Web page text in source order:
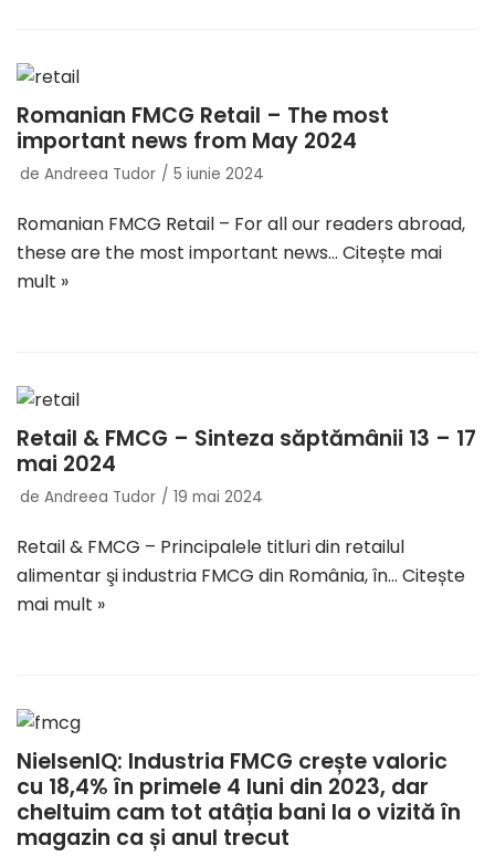
Romanian FMCG Retail – The most
important news from May 2024
de Andreea Tudor 5 iunie 2024
Romanian FMCG Retail – For all our readers abroad,
these are the most important news… Citește mai
mult »
Retail & FMCG – Sinteza săptămânii 13 – 17
mai 2024
de Andreea Tudor 19 mai 2024
Retail & FMCG – Principalele titluri din retailul
alimentar şi industria FMCG din România, în… Citește
mai mult »
NielsenIQ: Industria FMCG crește valoric
cu 18,4% în primele 4 luni din 2023, dar
cheltuim cam tot atâția bani la o vizită în
magazin ca și anul trecut